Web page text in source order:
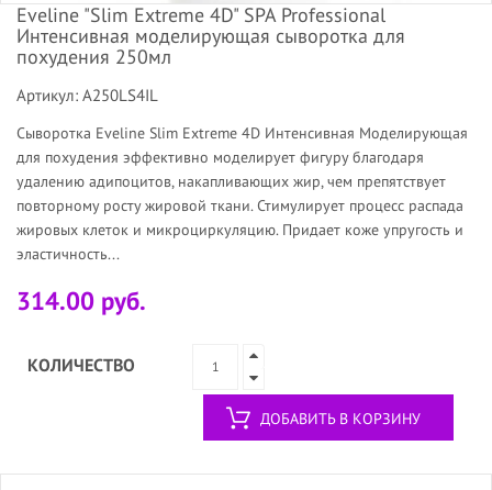
Eveline "Slim Extreme 4D" SPA Professional
Интенсивная моделирующая сыворотка для
похудения 250мл
Артикул: A250LS4IL
Сыворотка Eveline Slim Extreme 4D Интенсивная Моделирующая
для похудения эффективно моделирует фигуру благодаря
удалению адипоцитов, накапливающих жир, чем препятствует
повторному росту жировой ткани. Стимулирует процесс распада
жировых клеток и микроциркуляцию. Придает коже упругость и
эластичность...
314.00 руб.
КОЛИЧЕСТВО
ДОБАВИТЬ В КОРЗИНУ